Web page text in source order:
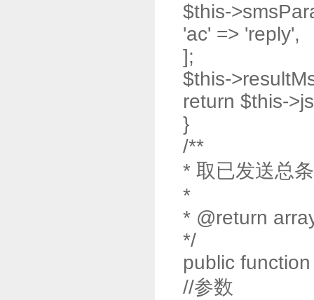
$this-
'ac' => 'reply',
];
$this-
return $this-
}
/**
* 取已发送总
*
* @return
*/
public
//参数